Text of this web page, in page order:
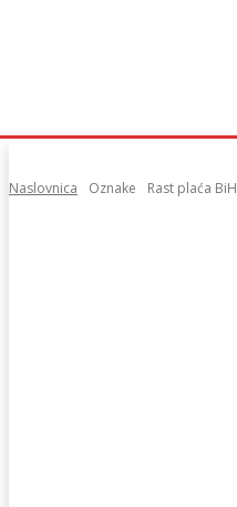
Naslovnica Oznake Rast plaća BiH